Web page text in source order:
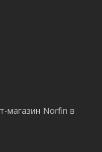
магазин Norfin в